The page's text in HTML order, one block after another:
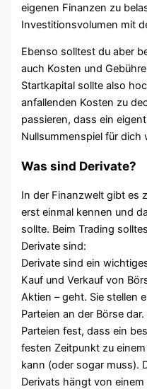
eigenen Finanzen zu
Investitionsvolumen mit
Ebenso solltest du aber
auch Kosten und
Startkapital sollte also
anfallenden Kosten zu
passieren, dass ein
Nullsummenspiel für dich
Was sind Derivate?
In der Finanzwelt gibt es
erst einmal kennen und
sollte. Beim Trading
Derivate sind:
Derivate sind ein
Kauf und Verkauf von
Aktien – geht. Sie stellen
Parteien an der Börse
Parteien fest, dass ein
festen Zeitpunkt zu
kann (oder sogar muss).
Derivats hängt von